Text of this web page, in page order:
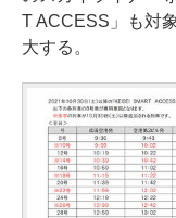
T ACCESS」も対
大する。